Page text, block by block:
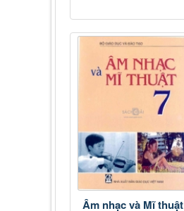
Âm nhạc và Mĩ thuật